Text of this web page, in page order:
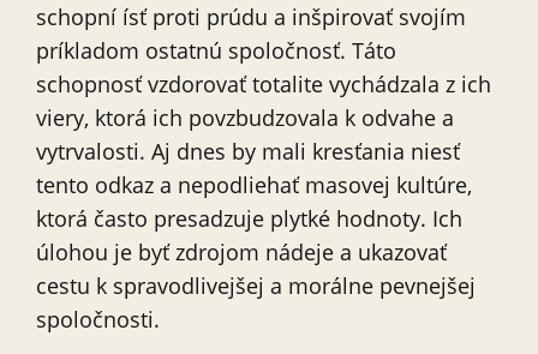
schopní ísť proti prúdu a inšpirovať svojím
príkladom ostatnú spoločnosť. Táto
schopnosť vzdorovať totalite vychádzala z ich
viery, ktorá ich povzbudzovala k odvahe a
vytrvalosti. Aj dnes by mali kresťania niesť
tento odkaz a nepodliehať masovej kultúre,
ktorá často presadzuje plytké hodnoty. Ich
úlohou je byť zdrojom nádeje a ukazovať
cestu k spravodlivejšej a morálne pevnejšej
spoločnosti.